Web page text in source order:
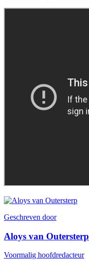
Geschreven door
Aloys van Outersterp
Voormalig hoofdredacteur